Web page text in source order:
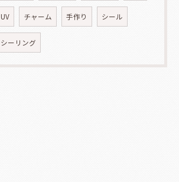
UV チャーム 手作り シール
シーリング